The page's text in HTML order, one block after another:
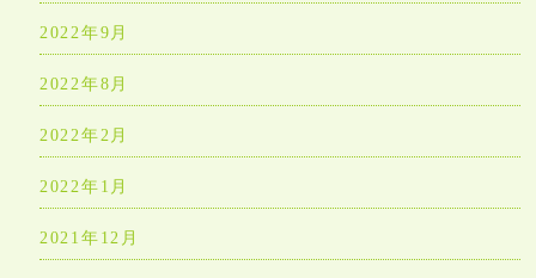
2022年9月
2022年8月
2022年2月
2022年1月
2021年12月